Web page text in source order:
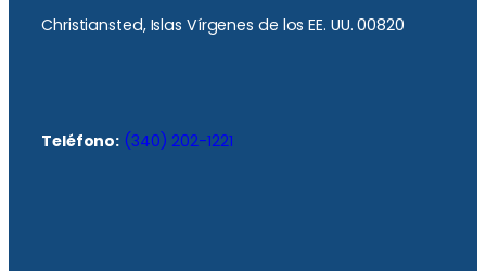
Christiansted, Islas Vírgenes de los EE. UU. 00820
Teléfono: (340) 202-1221